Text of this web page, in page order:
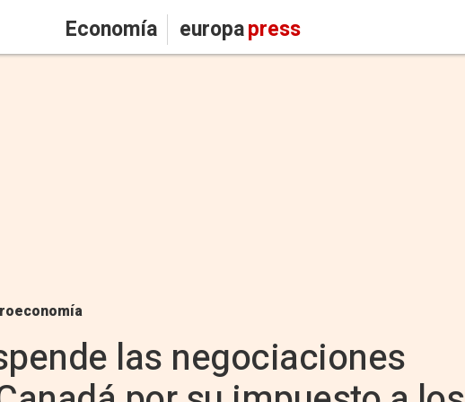
Economía europapress
las negociaciones